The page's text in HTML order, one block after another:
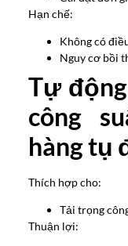
Hạn chế:
Không có
Nguy cơ bồi
Tự
công
hàng tụ
Thích hợp cho:
Tải trọng
Thuận lợi: